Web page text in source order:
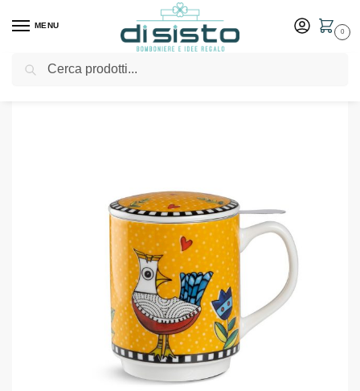
MENU
0
Home Shop Bomboniere